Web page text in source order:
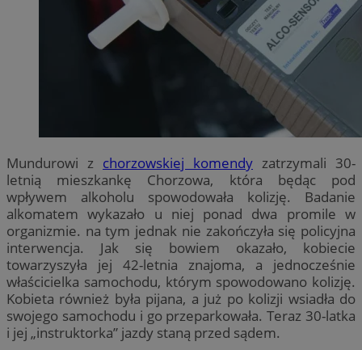
Mundurowi z chorzowskiej komendy zatrzymali 30-
letnią mieszkankę Chorzowa, która będąc pod
wpływem alkoholu spowodowała kolizję. Badanie
alkomatem wykazało u niej ponad dwa promile w
organizmie. na tym jednak nie zakończyła się policyjna
interwencja. Jak się bowiem okazało, kobiecie
towarzyszyła jej 42-letnia znajoma, a jednocześnie
właścicielka samochodu, którym spowodowano kolizję.
Kobieta również była pijana, a już po kolizji wsiadła do
swojego samochodu i go przeparkowała. Teraz 30-latka
i jej „instruktorka” jazdy staną przed sądem.